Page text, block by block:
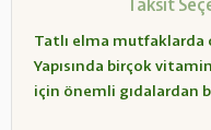
Taksit
Tatlı elma mutfaklarda
Yapısında birçok
için önemli gıdalardan